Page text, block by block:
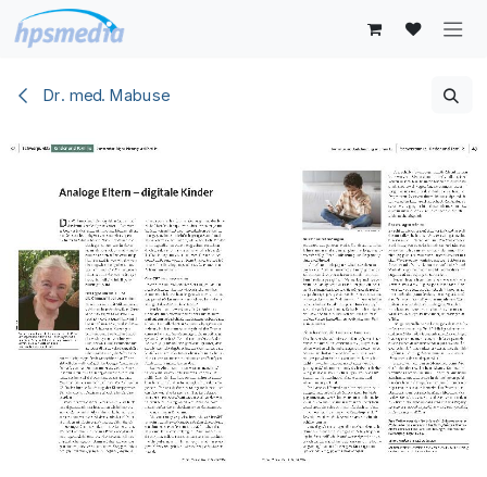
Zum Inhalt springen
Dr. med. Mabuse